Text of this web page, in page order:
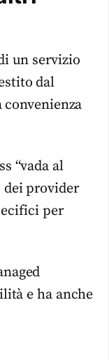
un servizio
dal
“vada al
dei provider
per
e ha anche